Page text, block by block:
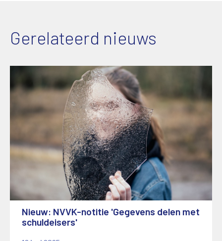
Gerelateerd nieuws
Nieuw: NVVK-notitie 'Gegevens delen met
schuldeisers'